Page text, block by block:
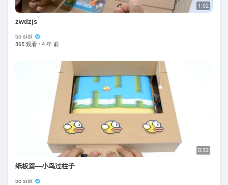
1:02
zwdzjs
bo sidi
365 观看 · 4 年 前
0:32
纸板篇—小鸟过柱子
bo sidi